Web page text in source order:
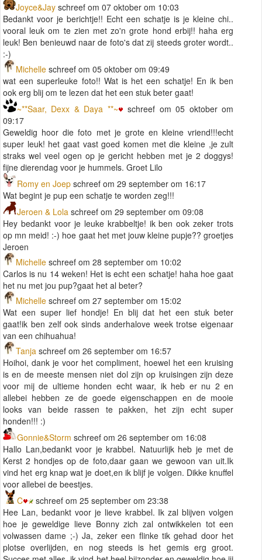
Joyce&Jay schreef om 07 oktober om 10:03
Bedankt voor je berichtje!! Echt een schatje is je kleine chi..
vooral leuk om te zien met zo'n grote hond erbij!! haha erg
leuk! Ben benieuwd naar de foto's dat zij steeds groter wordt..
:-)
Michelle schreef om 05 oktober om 09:49
wat een superleuke foto!! Wat is het een schatje! En ik ben
ook erg blij om te lezen dat het een stuk beter gaat!
~**Saar, Dexx & Daya **~
schreef om 05 oktober om
09:17
Geweldig hoor die foto met je grote en kleine vriend!!!echt
super leuk! het gaat vast goed komen met die kleine ,je zult
straks wel veel ogen op je gericht hebben met je 2 doggys!
fijne dierendag voor je hummels. Groet Lilo
Romy en Joep schreef om 29 september om 16:17
Wat begint je pup een schatje te worden zeg!!!
Jeroen & Lola schreef om 29 september om 09:08
Hey bedankt voor je leuke krabbeltje! ik ben ook zeker trots
op mn meid! :-) hoe gaat het met jouw kleine pupje?? groetjes
Jeroen
Michelle schreef om 28 september om 10:02
Carlos is nu 14 weken! Het is echt een schatje! haha hoe gaat
het nu met jou pup?gaat het al beter?
Michelle schreef om 27 september om 15:02
Wat een super lief hondje! En blij dat het een stuk beter
gaat!ik ben zelf ook sinds anderhalove week trotse eigenaar
van een chihuahua!
Tanja schreef om 26 september om 16:57
Hoihoi, dank je voor het compliment, hoewel het een kruising
is en de meeste mensen niet dol zijn op kruisingen zijn deze
voor mij de ultieme honden echt waar, ik heb er nu 2 en
allebei hebben ze de goede eigenschappen en de mooie
looks van beide rassen te pakken, het zijn echt super
honden!!! :)
Gonnie&Storm schreef om 26 september om 16:08
Hallo Lan,bedankt voor je krabbel. Natuurlijk heb je met de
Kerst 2 hondjes op de foto,daar gaan we gewoon van uit.Ik
vind het erg knap wat je doet,en ik blijf je volgen. Dikke knuffel
voor allebei de beestjes.
C
schreef om 25 september om 23:38
Hee Lan, bedankt voor je lieve krabbel. Ik zal blijven volgen
hoe je geweldige lieve Bonny zich zal ontwikkelen tot een
volwassen dame ;-) Ja, zeker een flinke tik gehad door het
plotse overlijden, en nog steeds is het gemis erg groot.